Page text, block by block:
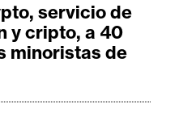
servicio de
y cripto, a 40
minoristas de